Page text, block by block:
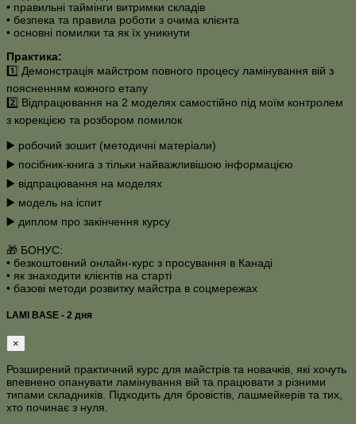
• правильні таймінги витримки складів
• безпека та правила роботи з очима клієнта
• основні помилки та як їх уникнути
Практика:
1️⃣ Демонстрація майстром повного процесу ламінування вій з
поясненням кожного етапу
2️⃣ Відпрацювання на 2 моделях самостійно під моїм контролем
з корекцією та розбором помилок
▶️ робочий зошит (методичні матеріали)
▶️ посібник-книга з тільки найважливішою інформацією
▶️ відпрацювання на моделях
▶️ модель на іспит
▶️ диплом про закінчення курсу
🎁 БОНУС:
• безкоштовний онлайн-курс з просування в Канаді
• як знаходити клієнтів на старті
• базові методи розвитку майстра в соцмережах
LAMI BASE - 2 дня
×
Розширений практичний курс для майстрів та новачків, які хочуть
впевнено опанувати ламінування вій та працювати з різними
типами складників. Підходить для бровістів, лашмейкерів та тих,
хто починає з нуля.